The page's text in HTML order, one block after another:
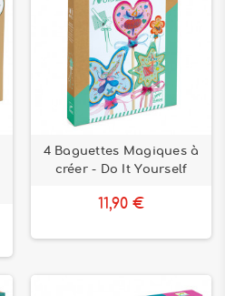
4 Baguettes Magiques à
créer - Do It Yourself
11,90 €